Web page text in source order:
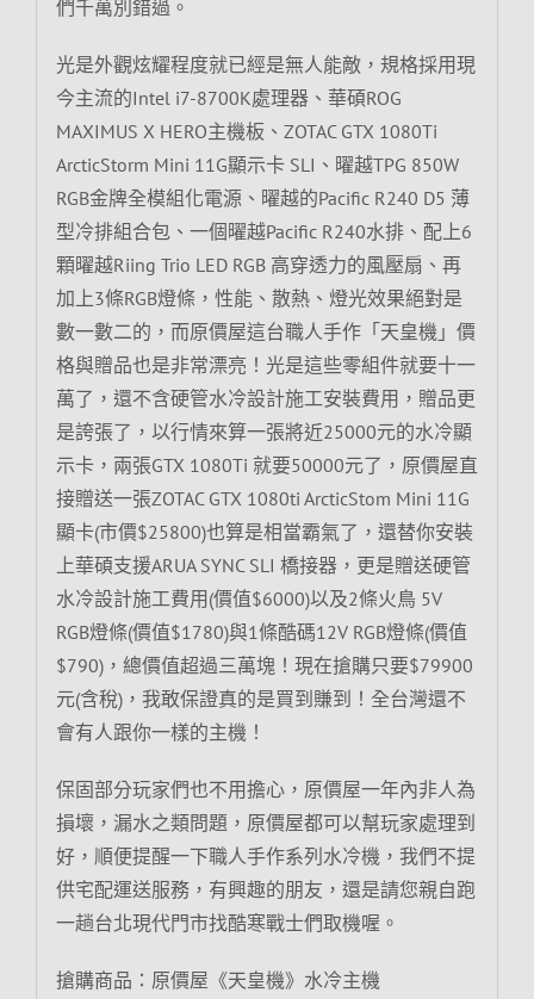
們千萬別錯過。
光是外觀炫耀程度就已經是無人能敵，規格採用現
今主流的Intel i7-8700K處理器、華碩ROG
MAXIMUS X HERO主機板、ZOTAC GTX 1080Ti
ArcticStorm Mini 11G顯示卡 SLI、曜越TPG 850W
RGB金牌全模組化電源、曜越的Pacific R240 D5 薄
型冷排組合包、一個曜越Pacific R240水排、配上6
顆曜越Riing Trio LED RGB 高穿透力的風壓扇、再
加上3條RGB燈條，性能、散熱、燈光效果絕對是
數一數二的，而原價屋這台職人手作「天皇機」價
格與贈品也是非常漂亮！光是這些零組件就要十一
萬了，還不含硬管水冷設計施工安裝費用，贈品更
是誇張了，以行情來算一張將近25000元的水冷顯
示卡，兩張GTX 1080Ti 就要50000元了，原價屋直
接贈送一張ZOTAC GTX 1080ti ArcticStom Mini 11G
顯卡(市價$25800)也算是相當霸氣了，還替你安裝
上華碩支援ARUA SYNC SLI 橋接器，更是贈送硬管
水冷設計施工費用(價值$6000)以及2條火鳥 5V
RGB燈條(價值$1780)與1條酷碼12V RGB燈條(價值
$790)，總價值超過三萬塊！現在搶購只要$79900
元(含稅)，我敢保證真的是買到賺到！全台灣還不
會有人跟你一樣的主機！
保固部分玩家們也不用擔心，原價屋一年內非人為
損壞，漏水之類問題，原價屋都可以幫玩家處理到
好，順便提醒一下職人手作系列水冷機，我們不提
供宅配運送服務，有興趣的朋友，還是請您親自跑
一趟台北現代門市找酷寒戰士們取機喔。
搶購商品：原價屋《天皇機》水冷主機